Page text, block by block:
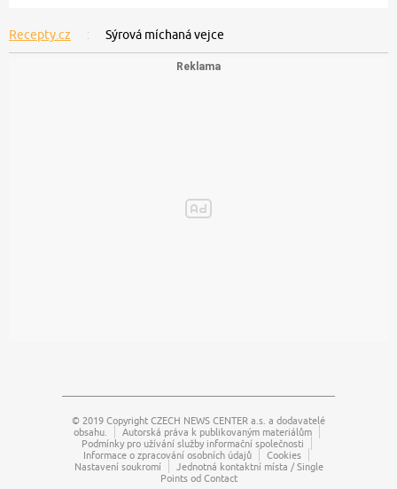
Recepty.cz Sýrová míchaná vejce
© 2019 Copyright CZECH NEWS CENTER a.s. a dodavatelé
obsahu.
Autorská práva k publikovaným materiálům
Podmínky pro užívání služby informační společnosti
Informace o zpracování osobních údajů
Cookies
Nastavení soukromí
Jednotná kontaktní místa / Single
Points od Contact